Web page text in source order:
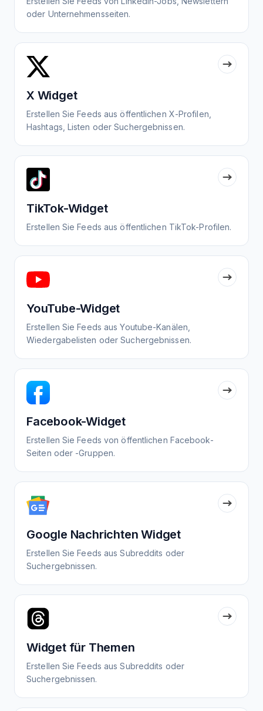
oder Unternehmensseiten.
X Widget
Erstellen Sie Feeds aus öffentlichen X-Profilen,
Hashtags, Listen oder Suchergebnissen.
TikTok-Widget
Erstellen Sie Feeds aus öffentlichen TikTok-Profilen.
YouTube-Widget
Erstellen Sie Feeds aus Youtube-Kanälen,
Wiedergabelisten oder Suchergebnissen.
Facebook-Widget
Erstellen Sie Feeds von öffentlichen Facebook-
Seiten oder -Gruppen.
Google Nachrichten Widget
Erstellen Sie Feeds aus Subreddits oder
Suchergebnissen.
Widget für Themen
Erstellen Sie Feeds aus Subreddits oder
Suchergebnissen.